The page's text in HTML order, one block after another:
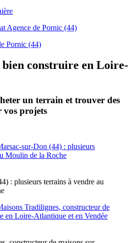
Pornic (44)
bien construire en Loire-
un terrain et trouver des
vos projets
: plusieurs terrains à vendre au